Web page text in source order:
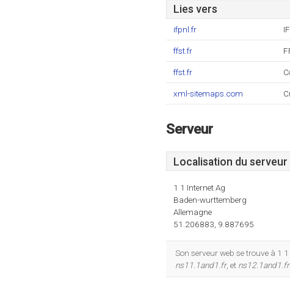
Lies vers
ifpnl.fr
ffst.fr
ffst.fr
xml-sitemaps.com
Serveur
Localisation du serveur
1 1 Internet Ag
Baden-wurttemberg
Allemagne
51.206883, 9.887695
Son serveur web se trouve à 1
ns11.1and1.fr, et ns12.1and1.fr.